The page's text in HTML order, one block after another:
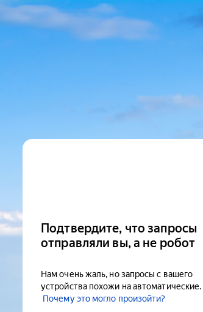
Подтвердите, что запросы
отправляли вы, а не робот
Нам очень жаль, но запросы с вашего
устройства похожи на автоматические.
Почему это могло произойти?